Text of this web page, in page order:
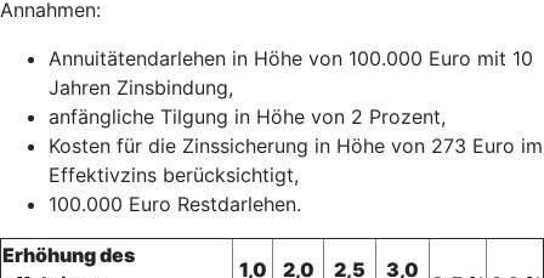
Annahmen:
Annuitätendarlehen in Höhe von 100.000 Euro mit 10
Jahren Zinsbindung,
anfängliche Tilgung in Höhe von 2 Prozent,
Kosten für die Zinssicherung in Höhe von 273 Euro im
Effektivzins berücksichtigt,
100.000 Euro Restdarlehen.
Erhöhung des
1,0
2,0
2,5
3,0